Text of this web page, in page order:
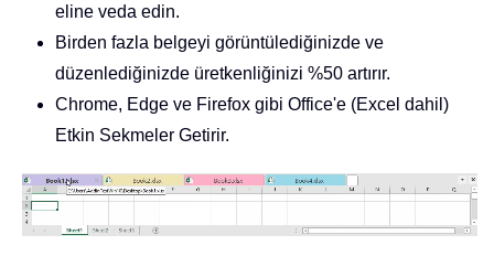
eline veda edin.
Birden fazla belgeyi görüntülediğinizde ve
düzenlediğinizde üretkenliğinizi %50 artırır.
Chrome, Edge ve Firefox gibi Office'e (Excel dahil)
Etkin Sekmeler Getirir.